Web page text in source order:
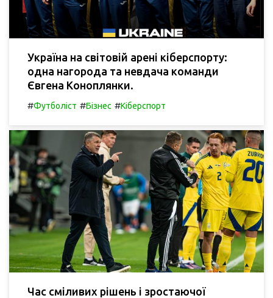
Україна на світовій арені кіберспорту:
одна нагорода та невдача команди
Євгена Коноплянки.
#Футболіст #Бізнес #Кіберспорт
Час сміливих рішень і зростаючої